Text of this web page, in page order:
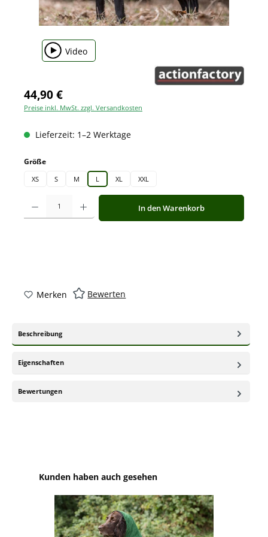
Video
44,90 €
Preise inkl. MwSt. zzgl. Versandkosten
Lieferzeit: 1–2 Werktage
Größeauswählen
XS S M L XL XXL
Produkt Anzahl: Gib den gewünschten Wert ein oder benutze die
In den Warenkorb
Merken Bewerten
Beschreibung
Eigenschaften
Bewertungen
Produktgalerie überspringen
Kunden haben auch gesehen